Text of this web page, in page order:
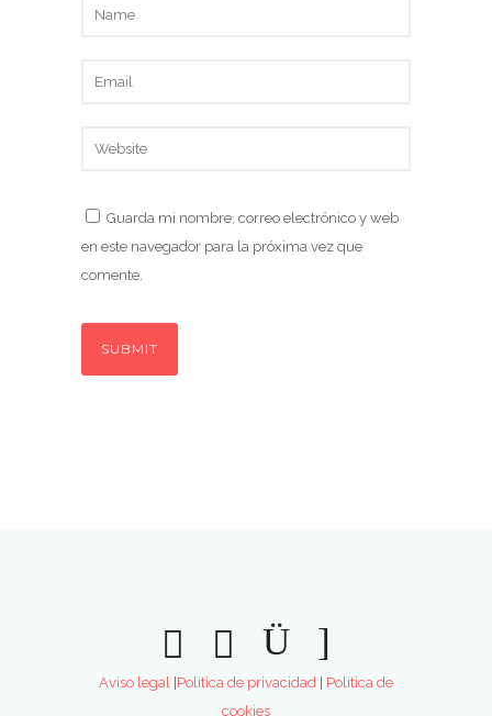
Guarda mi nombre, correo electrónico y web
en este navegador para la próxima vez que
comente.
Aviso legal |Politica de privacidad | Politica de
cookies